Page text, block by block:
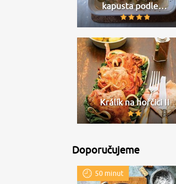
kapusta podle…
Králík na hořčici II
Doporučujeme
50 minut